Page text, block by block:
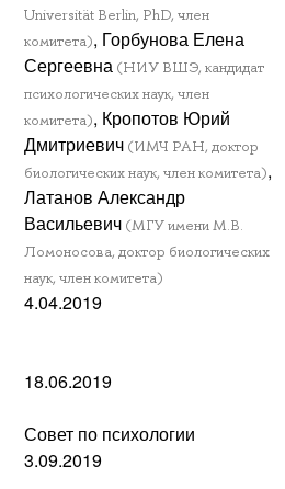
Universität Berlin, PhD, член
комитета), Горбунова Елена
Сергеевна (НИУ ВШЭ, кандидат
психологических наук, член
комитета), Кропотов Юрий
Дмитриевич (ИМЧ РАН, доктор
биологических наук, член комитета),
Латанов Александр
Васильевич (МГУ имени М.В.
Ломоносова, доктор биологических
наук, член комитета)
4.04.2019
18.06.2019
Совет по психологии
3.09.2019